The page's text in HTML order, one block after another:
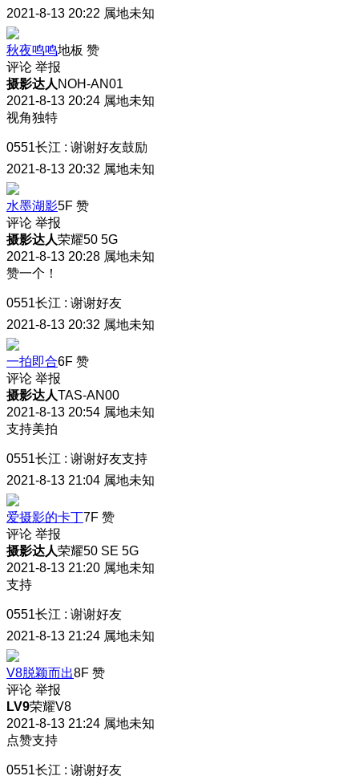
2021-8-13 20:22 属地未知
秋夜鸣鸣地板 赞
评论 举报
摄影达人 NOH-AN01
2021-8-13 20:24 属地未知
视角独特
0551长江 : 谢谢好友鼓励
2021-8-13 20:32 属地未知
水墨湖影5F 赞
评论 举报
摄影达人荣耀50 5G
2021-8-13 20:28 属地未知
赞一个！
0551长江 : 谢谢好友
2021-8-13 20:32 属地未知
一拍即合6F 赞
评论 举报
摄影达人TAS-AN00
2021-8-13 20:54 属地未知
支持美拍
0551长江 : 谢谢好友支持
2021-8-13 21:04 属地未知
爱摄影的卡丁7F 赞
评论 举报
摄影达人荣耀50 SE 5G
2021-8-13 21:20 属地未知
支持
0551长江 : 谢谢好友
2021-8-13 21:24 属地未知
V8脱颖而出8F 赞
评论 举报
LV9荣耀V8
2021-8-13 21:24 属地未知
点赞支持
0551长江 : 谢谢好友